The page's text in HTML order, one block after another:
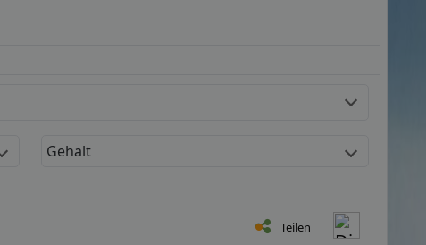
Gehalt
Teilen